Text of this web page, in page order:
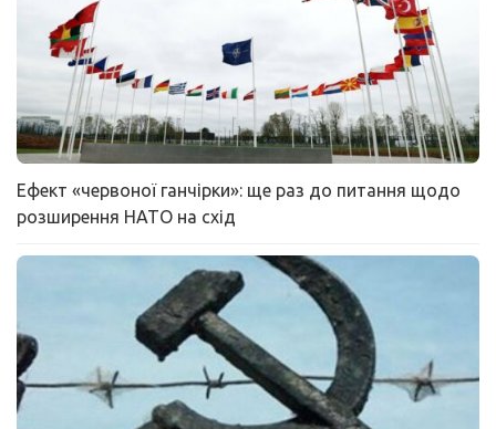
Ефект «червоної ганчірки»: ще раз до питання щодо
розширення НАТО на схід